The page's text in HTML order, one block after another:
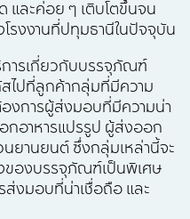
และค่อย ๆ เติบโตขึ้นจน
โรงงานที่ปทุมธานีในปัจจุบัน
การเกี่ยวกับบรรจุภัณฑ์
ไปที่ลูกค้ากลุ่มที่มีความ
งการผู้ส่งมอบที่มีความน่า
กอาหารแปรรูป ผู้ส่งออก
ยานยนต์ ซึ่งกลุ่มเหล่านี้จะ
ของบรรจุภัณฑ์เป็นพิเศษ
งมอบที่น่าเชื่อถือ และ